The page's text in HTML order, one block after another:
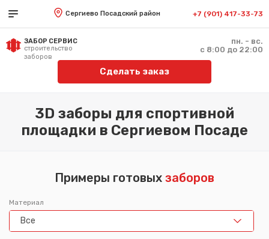
Сергиево Посадский район +7 (901) 417-33-73
ЗАБОР СЕРВИС
строительство
заборов
пн. - вс.
с 8:00 до 22:00
Сделать заказ
3D заборы для спортивной
площадки в Сергиевом Посаде
Примеры готовых заборов
Материал
Все